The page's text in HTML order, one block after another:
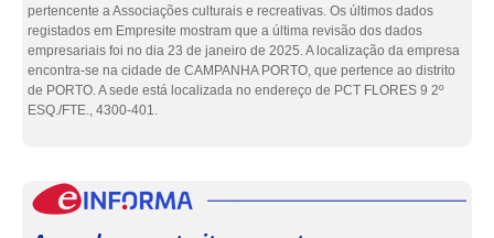
pertencente a Associações culturais e recreativas. Os últimos dados
registados em Empresite mostram que a última revisão dos dados
empresariais foi no dia 23 de janeiro de 2025. A localização da empresa
encontra-se na cidade de CAMPANHA PORTO, que pertence ao distrito
de PORTO. A sede está localizada no endereço de PCT FLORES 9 2º
ESQ./FTE., 4300-401.